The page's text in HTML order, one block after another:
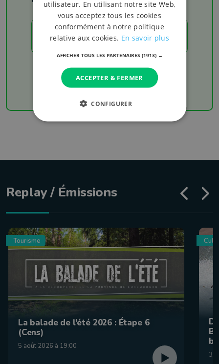
LES RÉSULTATS
Chaque week-end retrouvez les derniers
résultats de votre équipe favorite
Replay / Émissions
Tourisme
La balade de l'été 2026 : Étape 6
(Cens)
5 août 2026 à 19:00
31
utilisateur. En utilisant notre site Web,
vous acceptez tous les cookies
conformément à notre politique
relative aux cookies. En savoir plus
AFFICHER TOUS LES PARTENAIRES (1913) →
ACCEPTER & FERMER
CONFIGURER